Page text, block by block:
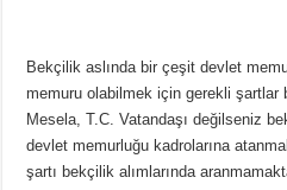
Bekçilik aslında bir çeşit devlet
memuru olabilmek için gerekli şartlar
Mesela, T.C. Vatandaşı değilseniz
devlet memurluğu kadrolarına
şartı bekçilik alımlarında